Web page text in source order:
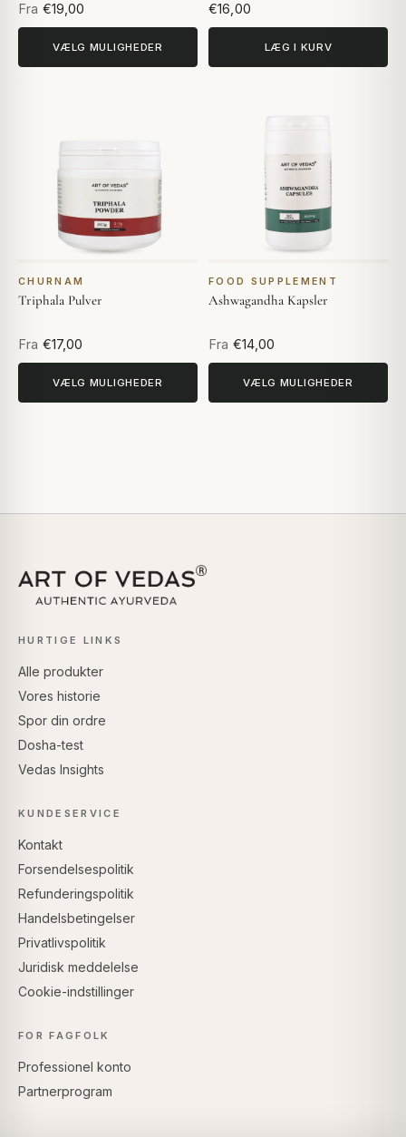
Fra €19,00
VÆLG MULIGHEDER
€16,00
LÆG I KURV
CHURNAM
Triphala Pulver
Fra €17,00
VÆLG MULIGHEDER
FOOD SUPPLEMENT
Ashwagandha Kapsler
Fra €14,00
VÆLG MULIGHEDER
HURTIGE LINKS
Alle produkter
Vores historie
Spor din ordre
Dosha-test
Vedas Insights
KUNDESERVICE
Kontakt
Forsendelsespolitik
Refunderingspolitik
Handelsbetingelser
Privatlivspolitik
Juridisk meddelelse
Cookie-indstillinger
FOR FAGFOLK
Professionel konto
Partnerprogram